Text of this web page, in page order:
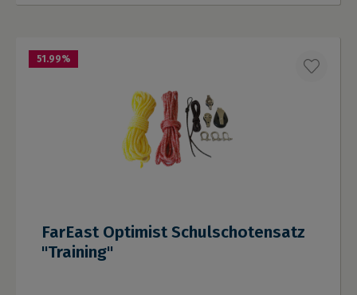
51.99%
FarEast Optimist Schulschotensatz
"Training"